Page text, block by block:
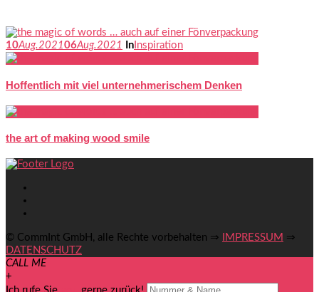
10Aug. 202106Aug. 2021 In Inspiration
Hoffentlich mit viel unternehmerischem Denken
the art of making wood smile
© CommInt GmbH, alle Rechte vorbehalten ⇒ IMPRESSUM ⇒
DATENSCHUTZ
CALL ME
+